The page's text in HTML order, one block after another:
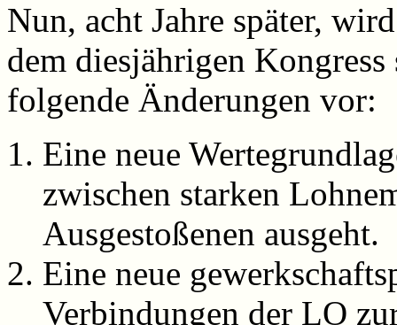
Nun, acht Jahre später,
dem diesjährigen
folgende Änderungen vor:
Eine neue
zwischen starken
Ausgestoßenen ausgeht.
Eine neue
Verbindungen der LO